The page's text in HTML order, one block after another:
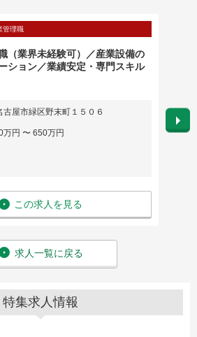
管理職
（業界未経験可）／産業設備の
ション／業績安定・専門スキル
屋市緑区野末町１５０６
円 〜 650万円
この求人を見る
勤務
英語
給 与
求人一覧に戻る
特集求人情報